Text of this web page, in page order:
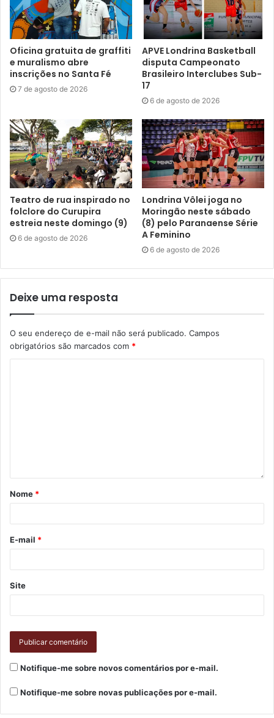
Oficina gratuita de graffiti
e muralismo abre
inscrições no Santa Fé
7 de agosto de 2026
APVE Londrina Basketball
disputa Campeonato
Brasileiro Interclubes Sub-
17
6 de agosto de 2026
Teatro de rua inspirado no
folclore do Curupira
estreia neste domingo (9)
6 de agosto de 2026
Londrina Vôlei joga no
Moringão neste sábado
(8) pelo Paranaense Série
A Feminino
6 de agosto de 2026
Deixe uma resposta
O seu endereço de e-mail não será publicado. Campos
obrigatórios são marcados com *
Nome *
E-mail *
Site
Notifique-me sobre novos comentários por e-mail.
Notifique-me sobre novas publicações por e-mail.